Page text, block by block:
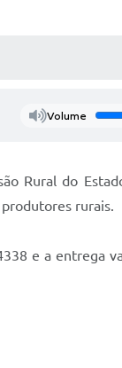
Volume
Rural do
rurais.
e a entrega